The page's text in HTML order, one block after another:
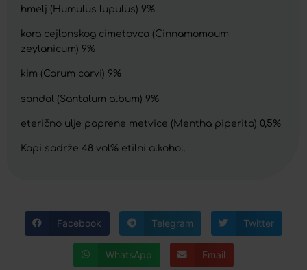
hmelj (Humulus lupulus) 9%
kora cejlonskog cimetovca (Cinnamomoum
zeylanicum) 9%
kim (Carum carvi) 9%
sandal (Santalum album) 9%
eterično ulje paprene metvice (Mentha piperita) 0,5%
Kapi sadrže 48 vol% etilni alkohol.
Facebook Telegram Twitter
WhatsApp Email